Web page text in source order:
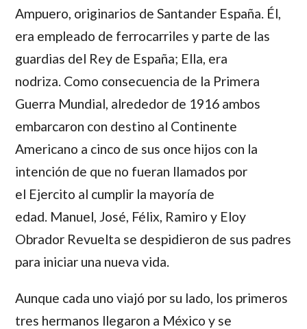
Ampuero, originarios de Santander España. Él,
era empleado de ferrocarriles y parte de las
guardias del Rey de España; Ella, era
nodriza. Como consecuencia de la Primera
Guerra Mundial, alrededor de 1916 ambos
embarcaron con destino al Continente
Americano a cinco de sus once hijos con la
intención de que no fueran llamados por
el Ejercito al cumplir la mayoría de
edad. Manuel, José, Félix, Ramiro y Eloy
Obrador Revuelta se despidieron de sus padres
para iniciar una nueva vida.
Aunque cada uno viajó por su lado, los primeros
tres hermanos llegaron a México y se